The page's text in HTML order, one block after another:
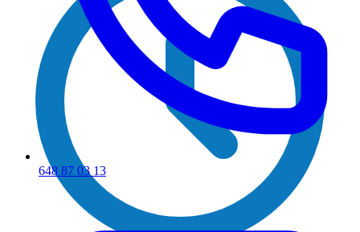
648 87 03 13